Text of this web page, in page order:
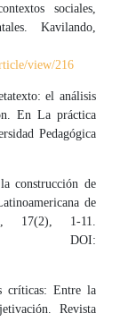
sociales,
Kavilando,
view/216
el análisis
En La práctica
Pedagógica
construcción de
de
17(2), 1-11.
críticas: Entre la
Revista